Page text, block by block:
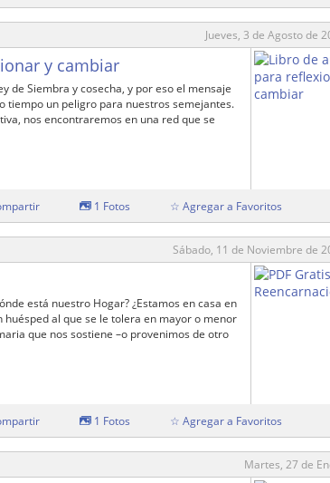
Jueves, 3 de Agosto de
y cambiar
de Siembra y cosecha, y por eso el mensaje
tiempo un peligro para nuestros semejantes.
nos encontraremos en una red que se
1 Fotos ☆ Agregar a Favoritos
Sábado, 11 de Noviembre de
está nuestro Hogar? ¿Estamos en casa en
huésped al que se le tolera en mayor o menor
que nos sostiene –o provenimos de otro
1 Fotos ☆ Agregar a Favoritos
Martes, 27 de